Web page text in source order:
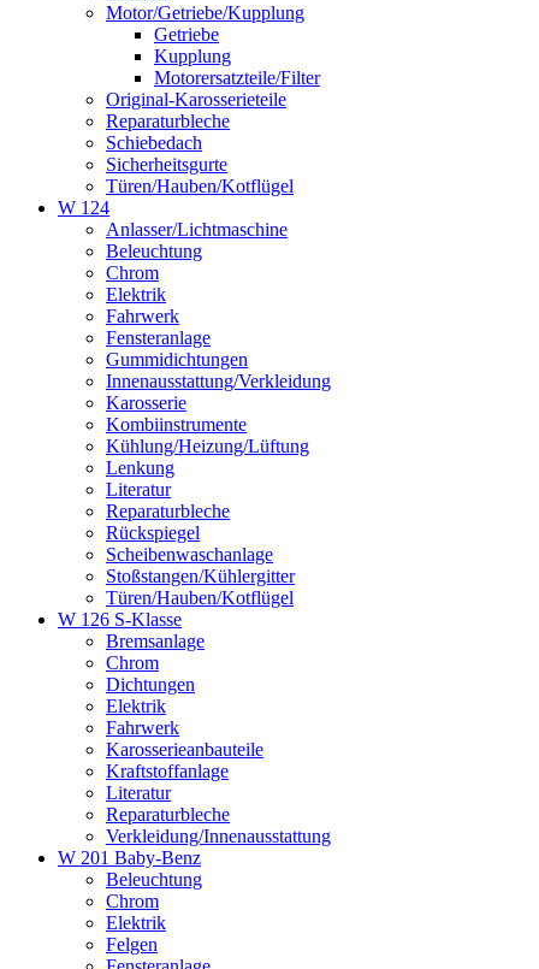
Motor/Getriebe/Kupplung
Getriebe
Kupplung
Motorersatzteile/Filter
Original-Karosserieteile
Reparaturbleche
Schiebedach
Sicherheitsgurte
Türen/Hauben/Kotflügel
W 124
Anlasser/Lichtmaschine
Beleuchtung
Chrom
Elektrik
Fahrwerk
Fensteranlage
Gummidichtungen
Innenausstattung/Verkleidung
Karosserie
Kombiinstrumente
Kühlung/Heizung/Lüftung
Lenkung
Literatur
Reparaturbleche
Rückspiegel
Scheibenwaschanlage
Stoßstangen/Kühlergitter
Türen/Hauben/Kotflügel
W 126 S-Klasse
Bremsanlage
Chrom
Dichtungen
Elektrik
Fahrwerk
Karosserieanbauteile
Kraftstoffanlage
Literatur
Reparaturbleche
Verkleidung/Innenausstattung
W 201 Baby-Benz
Beleuchtung
Chrom
Elektrik
Felgen